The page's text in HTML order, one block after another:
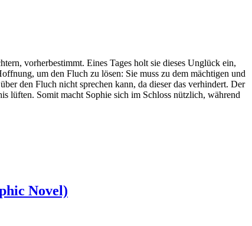
vorherbestimmt. Eines Tages holt sie dieses Unglück ein,
um den Fluch zu lösen: Sie muss zu dem mächtigen und
den Fluch nicht sprechen kann, da dieser das verhindert. Der
lüften. Somit macht Sophie sich im Schloss nützlich, während
Novel)